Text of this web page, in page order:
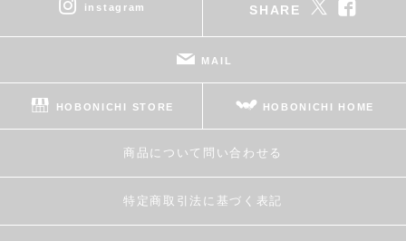
instagram SHARE
MAIL
HOBONICHI STORE HOBONICHI HOME
商品について問い合わせる
特定商取引法に基づく表記